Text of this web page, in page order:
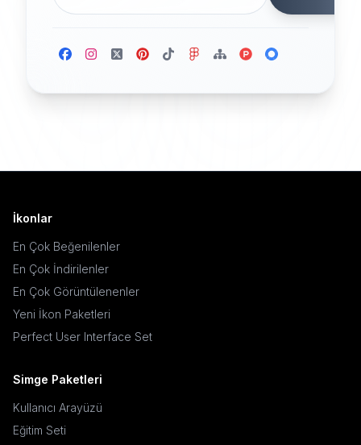
İkonlar
En Çok Beğenilenler
En Çok İndirilenler
En Çok Görüntülenenler
Yeni İkon Paketleri
Perfect User Interface Set
Simge Paketleri
Kullanıcı Arayüzü
Eğitim Seti